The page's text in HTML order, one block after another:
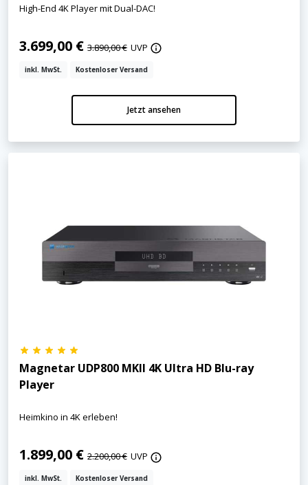
High-End 4K Player mit Dual-DAC!
3.699,00 € 3.890,00 € UVP
inkl. MwSt. Kostenloser Versand
Jetzt ansehen
Magnetar UDP800 MKII 4K Ultra HD Blu-ray
Player
Heimkino in 4K erleben!
1.899,00 € 2.200,00 € UVP
inkl. MwSt. Kostenloser Versand